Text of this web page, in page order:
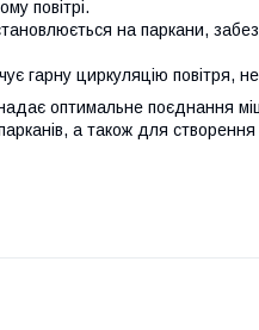
повітрі.
на паркани,
гарну циркуляцію повітря,
оптимальне поєднання
а також для створення